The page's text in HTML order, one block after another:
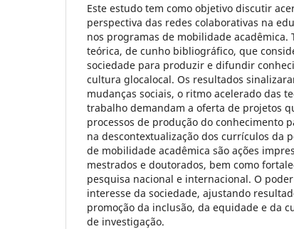
Este estudo tem como objetivo discutir
perspectiva das redes colaborativas na
nos programas de mobilidade acadêmica.
teórica, de cunho bibliográfico, que
sociedade para produzir e difundir
cultura glocalocal. Os resultados
mudanças sociais, o ritmo acelerado das
trabalho demandam a oferta de projetos
processos de produção do conhecimento
na descontextualização dos currículos da
de mobilidade acadêmica são ações
mestrados e doutorados, bem como
pesquisa nacional e internacional. O
interesse da sociedade, ajustando
promoção da inclusão, da equidade e da
de investigação.